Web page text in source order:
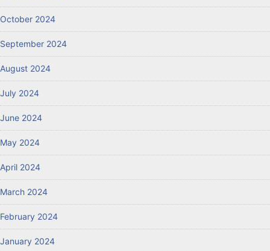
October 2024
September 2024
August 2024
July 2024
June 2024
May 2024
April 2024
March 2024
February 2024
January 2024